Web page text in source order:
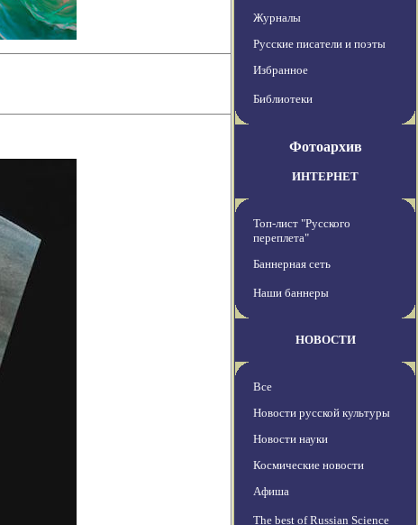
Журналы
Русские писатели и поэты
Избранное
Библиотеки
Фотоархив
ИНТЕРНЕТ
Топ-лист "Русского
переплета"
Баннерная сеть
Наши баннеры
НОВОСТИ
Все
Новости русской культуры
Новости науки
Космические новости
Афиша
The best of Russian Science